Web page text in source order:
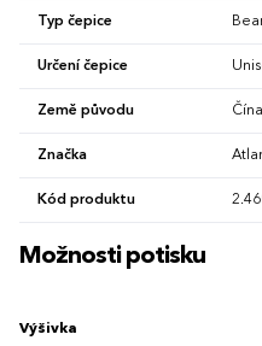
Typ čepice
Určení čepice
Země původu Čína
Značka
Kód produktu
Možnosti potisku
Výšivka